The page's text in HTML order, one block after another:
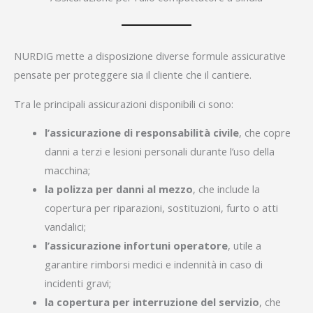
NURDIG mette a disposizione diverse formule assicurative
pensate per proteggere sia il cliente che il cantiere.
Tra le principali assicurazioni disponibili ci sono:
l’assicurazione di responsabilità civile, che copre
danni a terzi e lesioni personali durante l’uso della
macchina;
la polizza per danni al mezzo, che include la
copertura per riparazioni, sostituzioni, furto o atti
vandalici;
l’assicurazione infortuni operatore, utile a
garantire rimborsi medici e indennità in caso di
incidenti gravi;
la copertura per interruzione del servizio, che